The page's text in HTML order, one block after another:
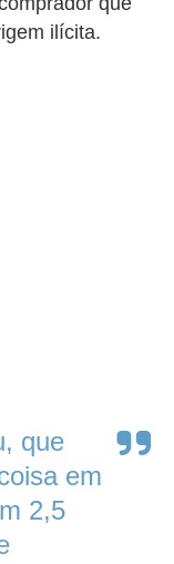
ilícita.
que
em
2,5